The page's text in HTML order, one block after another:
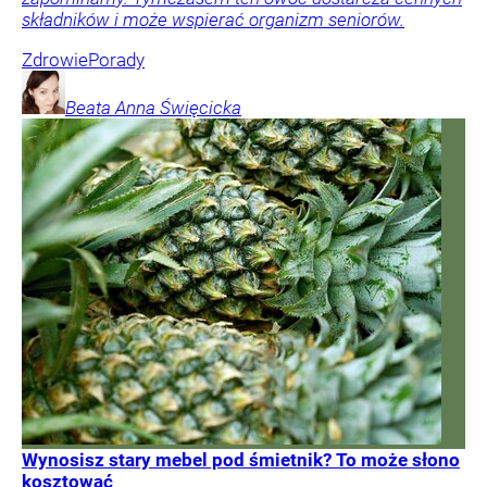
składników i może wspierać organizm seniorów.
ZdrowiePorady
Beata Anna Święcicka
Wynosisz stary mebel pod śmietnik? To może słono
kosztować